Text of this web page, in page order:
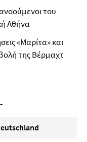
του
Αθήνα
«Μαρίτα» και
της Βέρμαχτ